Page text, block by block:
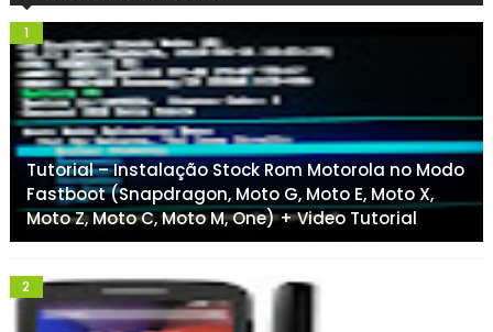
Tutorial – Instalação Stock Rom Motorola no Modo
Fastboot (Snapdragon, Moto G, Moto E, Moto X,
Moto Z, Moto C, Moto M, One) + Video Tutorial